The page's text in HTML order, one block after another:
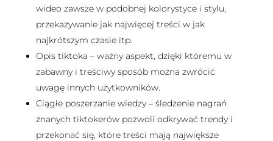
wideo zawsze w podobnej kolorystyce i stylu,
przekazywanie jak najwięcej treści w jak
najkrótszym czasie itp.
Opis tiktoka – ważny aspekt, dzięki któremu w
zabawny i treściwy sposób można zwrócić
uwagę innych użytkowników.
Ciągłe poszerzanie wiedzy – śledzenie nagrań
znanych tiktokerów pozwoli odkrywać trendy i
przekonać się, które treści mają największe